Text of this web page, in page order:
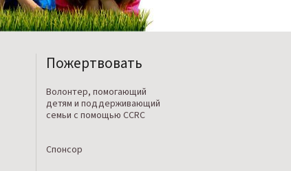
Пожертвовать
Волонтер, помогающий
детям и поддерживающий
семьи с помощью CCRC
Спонсор